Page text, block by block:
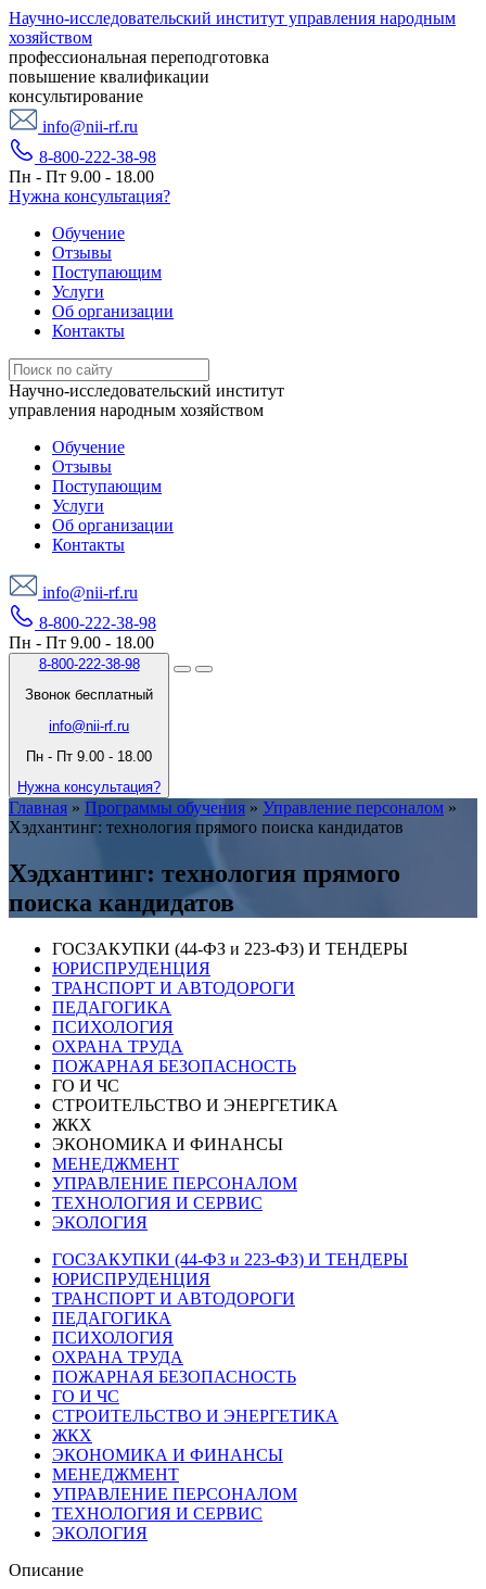
Научно-исследовательский институт управления народным
хозяйством
профессиональная переподготовка
повышение квалификации
консультирование
info@nii-rf.ru
8-800-222-38-98
Пн - Пт 9.00 - 18.00
Нужна консультация?
Обучение
Отзывы
Поступающим
Услуги
Об организации
Контакты
Научно-исследовательский институт
управления народным хозяйством
Обучение
Отзывы
Поступающим
Услуги
Об организации
Контакты
info@nii-rf.ru
8-800-222-38-98
Пн - Пт 9.00 - 18.00
8-800-222-38-98
Звонок бесплатный
info@nii-rf.ru
Пн - Пт 9.00 - 18.00
Нужна консультация?
Главная » Программы обучения » Управление персоналом »
Хэдхантинг: технология прямого поиска кандидатов
Хэдхантинг: технология прямого
поиска кандидатов
ГОСЗАКУПКИ (44-ФЗ и 223-ФЗ) И ТЕНДЕРЫ
ЮРИСПРУДЕНЦИЯ
ТРАНСПОРТ И АВТОДОРОГИ
ПЕДАГОГИКА
ПСИХОЛОГИЯ
ОХРАНА ТРУДА
ПОЖАРНАЯ БЕЗОПАСНОСТЬ
ГО И ЧС
СТРОИТЕЛЬСТВО И ЭНЕРГЕТИКА
ЖКХ
ЭКОНОМИКА И ФИНАНСЫ
МЕНЕДЖМЕНТ
УПРАВЛЕНИЕ ПЕРСОНАЛОМ
ТЕХНОЛОГИЯ И СЕРВИС
ЭКОЛОГИЯ
ГОСЗАКУПКИ (44-ФЗ и 223-ФЗ) И ТЕНДЕРЫ
ЮРИСПРУДЕНЦИЯ
ТРАНСПОРТ И АВТОДОРОГИ
ПЕДАГОГИКА
ПСИХОЛОГИЯ
ОХРАНА ТРУДА
ПОЖАРНАЯ БЕЗОПАСНОСТЬ
ГО И ЧС
СТРОИТЕЛЬСТВО И ЭНЕРГЕТИКА
ЖКХ
ЭКОНОМИКА И ФИНАНСЫ
МЕНЕДЖМЕНТ
УПРАВЛЕНИЕ ПЕРСОНАЛОМ
ТЕХНОЛОГИЯ И СЕРВИС
ЭКОЛОГИЯ
Описание